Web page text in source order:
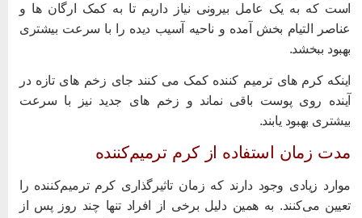
که به یک عامل بیرونی نیاز داریم تا به کمک ارگان ها و
التیام بخش آمده و ناحیه آسیب دیده را با سرعت بیشتری
ببخشد.
کرم های ترمیم کننده کمک می کنند جای زخم های تازه در
روی پوست باقی نماند و زخم های جدید نیز با سرعت
بهبود یابند.
زمان استفاده از کرم ترمیم‌کننده
زیادی وجود دارند که زمان تاثیرگذاری کرم ترمیم‌کننده را
می‌کنند. به همین دلیل برخی از افراد تنها چند روز پس از